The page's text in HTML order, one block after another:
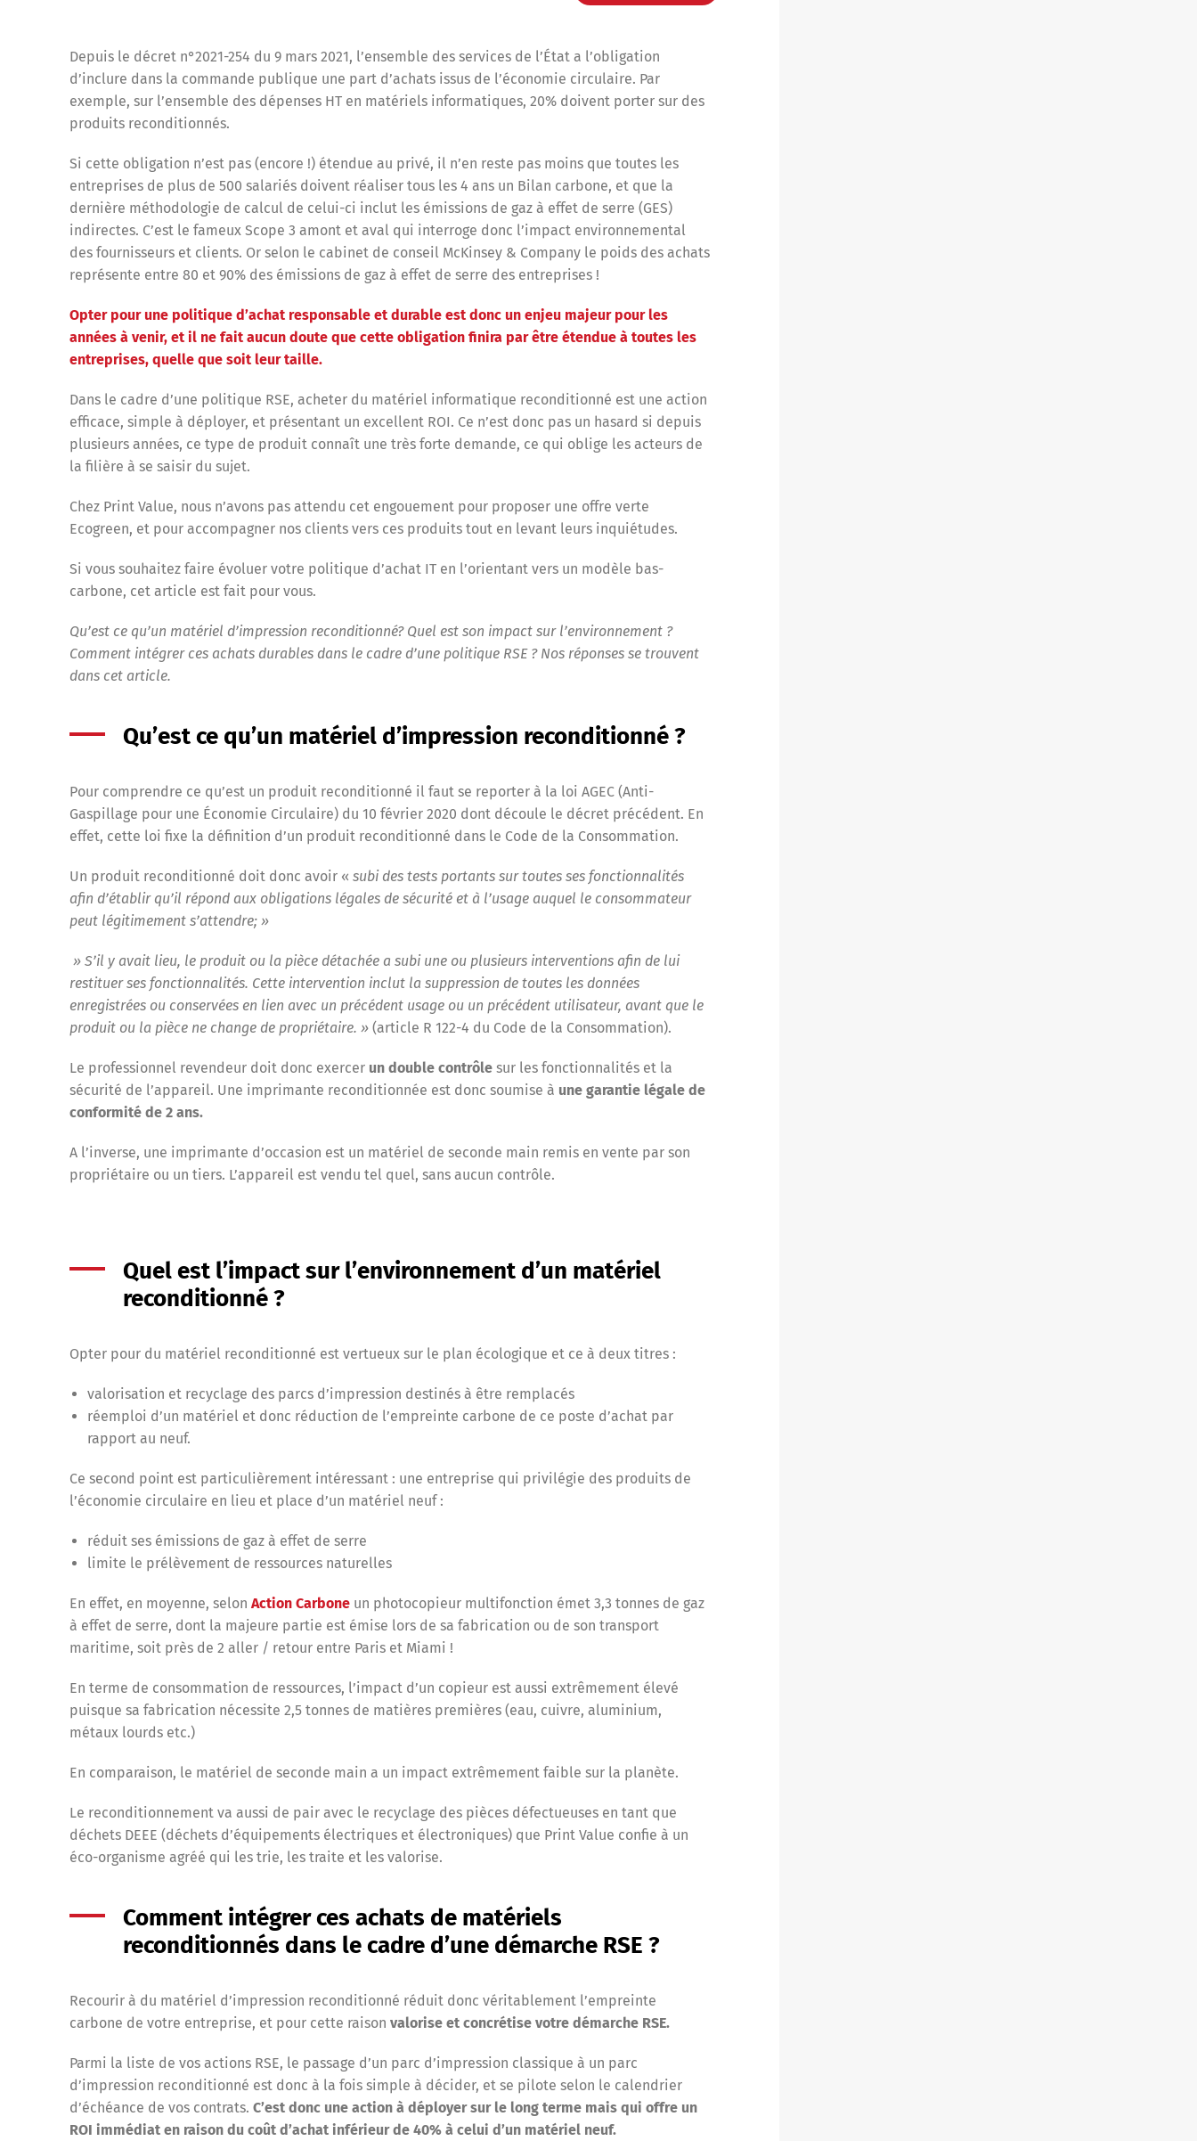
Depuis le décret n°2021-254 du 9 mars 2021, l’ensemble des services de l’État a l’obligation
d’inclure dans la commande publique une part d’achats issus de l’économie circulaire. Par
exemple, sur l’ensemble des dépenses HT en matériels informatiques, 20% doivent porter sur des
produits reconditionnés.
Si cette obligation n’est pas (encore !) étendue au privé, il n’en reste pas moins que toutes les
entreprises de plus de 500 salariés doivent réaliser tous les 4 ans un Bilan carbone, et que la
dernière méthodologie de calcul de celui-ci inclut les émissions de gaz à effet de serre (GES)
indirectes. C’est le fameux Scope 3 amont et aval qui interroge donc l’impact environnemental
des fournisseurs et clients. Or selon le cabinet de conseil McKinsey & Company le poids des achats
représente entre 80 et 90% des émissions de gaz à effet de serre des entreprises !
Opter pour une politique d’achat responsable et durable est donc un enjeu majeur pour les
années à venir, et il ne fait aucun doute que cette obligation finira par être étendue à toutes les
entreprises, quelle que soit leur taille.
Dans le cadre d’une politique RSE, acheter du matériel informatique reconditionné est une action
efficace, simple à déployer, et présentant un excellent ROI. Ce n’est donc pas un hasard si depuis
plusieurs années, ce type de produit connaît une très forte demande, ce qui oblige les acteurs de
la filière à se saisir du sujet.
Chez Print Value, nous n’avons pas attendu cet engouement pour proposer une offre verte
Ecogreen, et pour accompagner nos clients vers ces produits tout en levant leurs inquiétudes.
Si vous souhaitez faire évoluer votre politique d’achat IT en l’orientant vers un modèle bas-
carbone, cet article est fait pour vous.
Qu’est ce qu’un matériel d’impression reconditionné? Quel est son impact sur l’environnement ?
Comment intégrer ces achats durables dans le cadre d’une politique RSE ? Nos réponses se trouvent
dans cet article.
Qu’est ce qu’un matériel d’impression reconditionné ?
Pour comprendre ce qu’est un produit reconditionné il faut se reporter à la loi AGEC (Anti-
Gaspillage pour une Économie Circulaire) du 10 février 2020 dont découle le décret précédent. En
effet, cette loi fixe la définition d’un produit reconditionné dans le Code de la Consommation.
Un produit reconditionné doit donc avoir « subi des tests portants sur toutes ses fonctionnalités
afin d’établir qu’il répond aux obligations légales de sécurité et à l’usage auquel le consommateur
peut légitimement s’attendre; »
» S’il y avait lieu, le produit ou la pièce détachée a subi une ou plusieurs interventions afin de lui
restituer ses fonctionnalités. Cette intervention inclut la suppression de toutes les données
enregistrées ou conservées en lien avec un précédent usage ou un précédent utilisateur, avant que le
produit ou la pièce ne change de propriétaire. » (article R 122-4 du Code de la Consommation).
Le professionnel revendeur doit donc exercer un double contrôle sur les fonctionnalités et la
sécurité de l’appareil. Une imprimante reconditionnée est donc soumise à une garantie légale de
conformité de 2 ans.
A l’inverse, une imprimante d’occasion est un matériel de seconde main remis en vente par son
propriétaire ou un tiers. L’appareil est vendu tel quel, sans aucun contrôle.
Quel est l’impact sur l’environnement d’un matériel
reconditionné ?
Opter pour du matériel reconditionné est vertueux sur le plan écologique et ce à deux titres :
valorisation et recyclage des parcs d’impression destinés à être remplacés
réemploi d’un matériel et donc réduction de l’empreinte carbone de ce poste d’achat par
rapport au neuf.
Ce second point est particulièrement intéressant : une entreprise qui privilégie des produits de
l’économie circulaire en lieu et place d’un matériel neuf :
réduit ses émissions de gaz à effet de serre
limite le prélèvement de ressources naturelles
En effet, en moyenne, selon Action Carbone un photocopieur multifonction émet 3,3 tonnes de gaz
à effet de serre, dont la majeure partie est émise lors de sa fabrication ou de son transport
maritime, soit près de 2 aller / retour entre Paris et Miami !
En terme de consommation de ressources, l’impact d’un copieur est aussi extrêmement élevé
puisque sa fabrication nécessite 2,5 tonnes de matières premières (eau, cuivre, aluminium,
métaux lourds etc.)
En comparaison, le matériel de seconde main a un impact extrêmement faible sur la planète.
Le reconditionnement va aussi de pair avec le recyclage des pièces défectueuses en tant que
déchets DEEE (déchets d’équipements électriques et électroniques) que Print Value confie à un
éco-organisme agréé qui les trie, les traite et les valorise.
Comment intégrer ces achats de matériels
reconditionnés dans le cadre d’une démarche RSE ?
Recourir à du matériel d’impression reconditionné réduit donc véritablement l’empreinte
carbone de votre entreprise, et pour cette raison valorise et concrétise votre démarche RSE.
Parmi la liste de vos actions RSE, le passage d’un parc d’impression classique à un parc
d’impression reconditionné est donc à la fois simple à décider, et se pilote selon le calendrier
d’échéance de vos contrats. C’est donc une action à déployer sur le long terme mais qui offre un
ROI immédiat en raison du coût d’achat inférieur de 40% à celui d’un matériel neuf.